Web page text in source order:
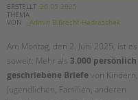
ERSTELLT 26.05.2025
THEMA
VON
_Admin B.Brecht-Hadraschek
Am Montag, den 2. Juni 2025, ist es
soweit: Mehr als 3.000 persönlich
geschriebene Briefevon Kindern,
Jugendlichen, Familien, anderen